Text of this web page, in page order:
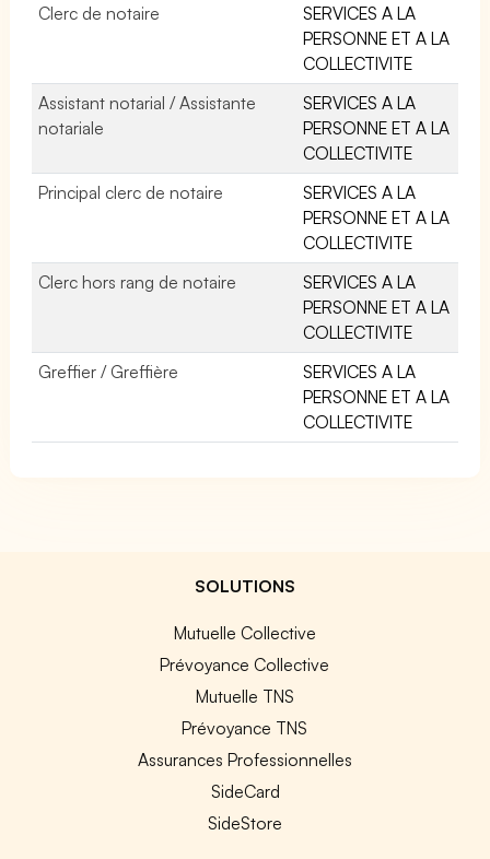
Clerc de notaire
SERVICES A LA
PERSONNE ET A LA
COLLECTIVITE
Assistant notarial / Assistante
notariale
SERVICES A LA
PERSONNE ET A LA
COLLECTIVITE
Principal clerc de notaire
SERVICES A LA
PERSONNE ET A LA
COLLECTIVITE
Clerc hors rang de notaire
SERVICES A LA
PERSONNE ET A LA
COLLECTIVITE
Greffier / Greffière
SERVICES A LA
PERSONNE ET A LA
COLLECTIVITE
SOLUTIONS
Mutuelle Collective
Prévoyance Collective
Mutuelle TNS
Prévoyance TNS
Assurances Professionnelles
SideCard
SideStore